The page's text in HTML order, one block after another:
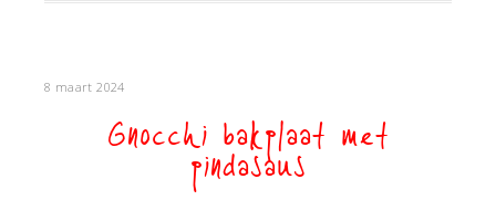
8 maart 2024
Gnocchi bakplaat met
pindasaus